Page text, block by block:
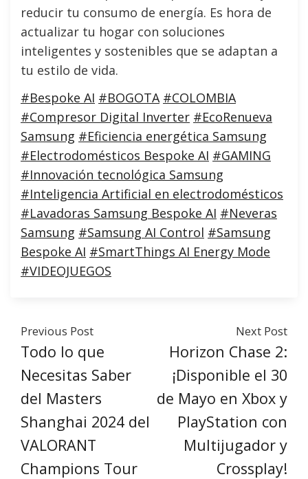
reducir tu consumo de energía. Es hora de
actualizar tu hogar con soluciones
inteligentes y sostenibles que se adaptan a
tu estilo de vida.
#Bespoke AI #BOGOTA #COLOMBIA
#Compresor Digital Inverter #EcoRenueva
Samsung #Eficiencia energética Samsung
#Electrodomésticos Bespoke AI #GAMING
#Innovación tecnológica Samsung
#Inteligencia Artificial en electrodomésticos
#Lavadoras Samsung Bespoke AI #Neveras
Samsung #Samsung AI Control #Samsung
Bespoke AI #SmartThings AI Energy Mode
#VIDEOJUEGOS
Previous Post
Todo lo que
Necesitas Saber
del Masters
Shanghai 2024 del
VALORANT
Champions Tour
Next Post
Horizon Chase 2:
¡Disponible el 30
de Mayo en Xbox y
PlayStation con
Multijugador y
Crossplay!